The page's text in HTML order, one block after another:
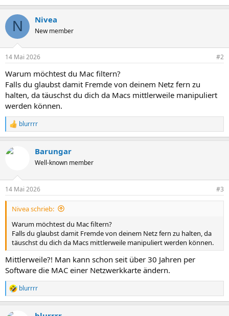
N Nivea
New member
14 Mai 2026 #2
Warum möchtest du Mac filtern?
Falls du glaubst damit Fremde von deinem Netz fern zu
halten, da täuschst du dich da Macs mittlerweile manipuliert
werden können.
R
e
k
e
n
blurrrr
Barungar
Well-known member
14 Mai 2026 #3
Nivea schrieb:
Warum möchtest du Mac filtern?
Falls du glaubst damit Fremde von deinem Netz fern zu halten, da
täuschst du dich da Macs mittlerweile manipuliert werden können.
Mittlerweile?! Man kann schon seit über 30 Jahren per
Software die MAC einer Netzwerkkarte ändern.
R
e
blurrrr